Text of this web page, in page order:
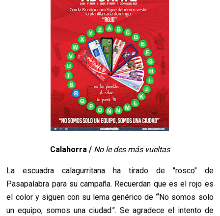
Calahorra / No le des más vueltas
La escuadra calagurritana ha tirado de "rosco" de
Pasapalabra para su campaña. Recuerdan que es el rojo es
el color y siguen con su lema genérico de “No somos solo
un equipo, somos una ciudad”. Se agradece el intento de